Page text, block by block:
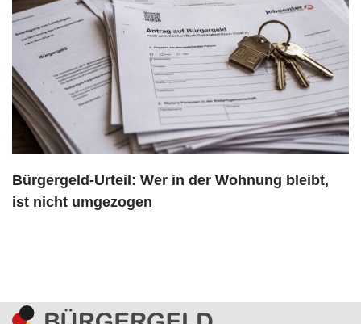
Bürgergeld-Urteil: Wer in der Wohnung bleibt,
ist nicht umgezogen